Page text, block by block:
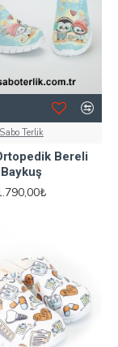
Sabo Terlik
Bereli
Baykuş